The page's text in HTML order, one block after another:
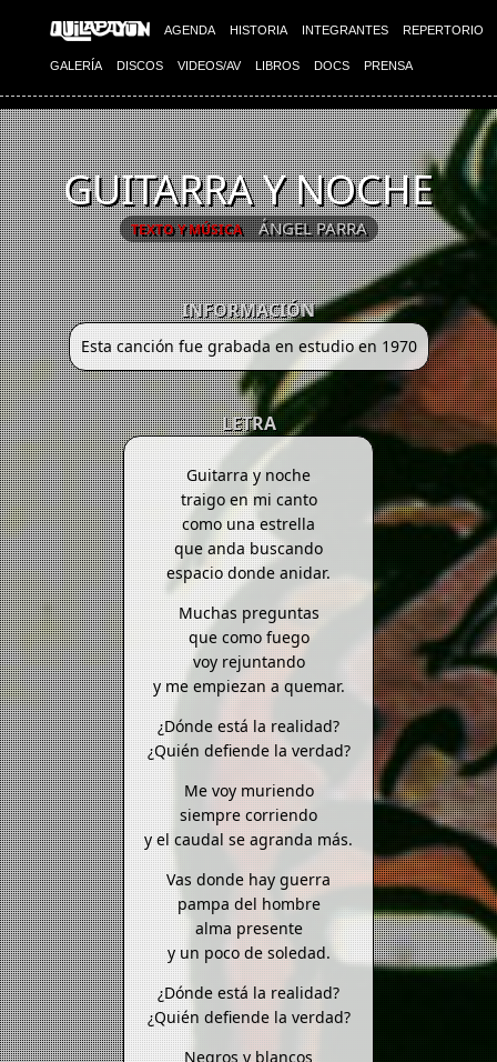
AGENDA HISTORIA INTEGRANTES REPERTORIO
GALERÍA DISCOS VIDEOS/AV LIBROS DOCS PRENSA
GUITARRA Y NOCHE
TEXTO Y MÚSICA ÁNGEL PARRA
INFORMACIÓN
Esta canción fue grabada en estudio en 1970
LETRA
Guitarra y noche
traigo en mi canto
como una estrella
que anda buscando
espacio donde anidar.
Muchas preguntas
que como fuego
voy rejuntando
y me empiezan a quemar.
¿Dónde está la realidad?
¿Quién defiende la verdad?
Me voy muriendo
siempre corriendo
y el caudal se agranda más.
Vas donde hay guerra
pampa del hombre
alma presente
y un poco de soledad.
¿Dónde está la realidad?
¿Quién defiende la verdad?
Negros y blancos